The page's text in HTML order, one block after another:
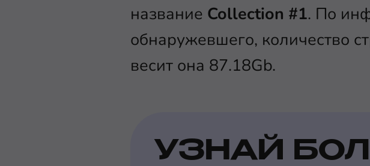
название Collection #1. По
обнаружевшего, количество
весит она 87.18Gb.
УЗНАЙ